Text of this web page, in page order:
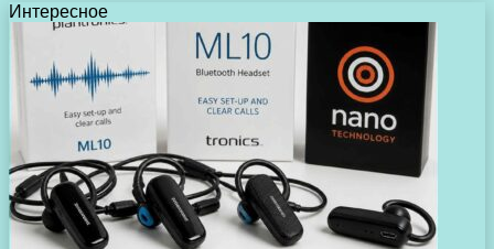
Интересное